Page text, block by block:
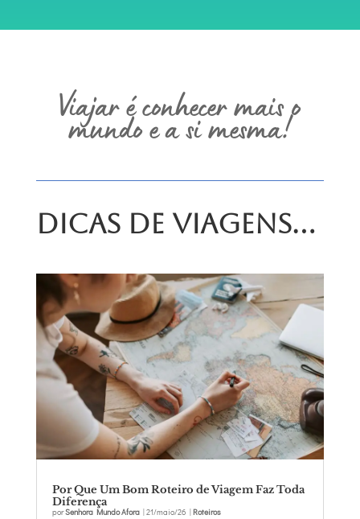
Viajar é conhecer mais o
mundo e a si mesma!
Dicas de Viagens…
Por Que Um Bom Roteiro de Viagem Faz Toda
Diferença
porSenhora Mundo Afora| 21/maio/26 Roteiros